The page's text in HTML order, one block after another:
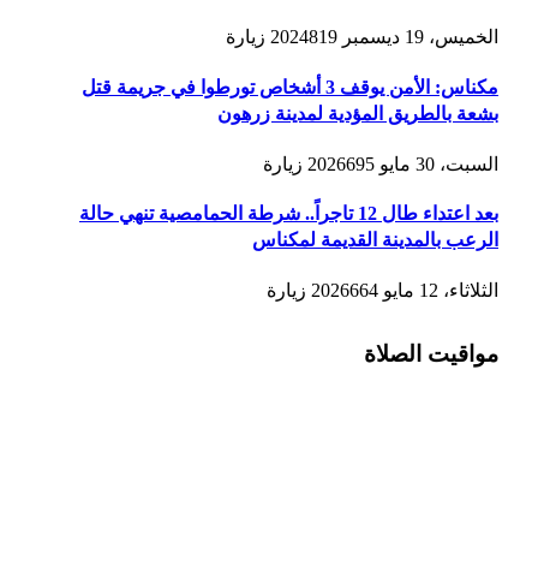
الخميس، 19 ديسمبر 2024 819 زيارة
مكناس: الأمن يوقف 3 أشخاص تورطوا في جريمة قتل
بشعة بالطريق المؤدية لمدينة زرهون
السبت، 30 مايو 2026 695 زيارة
بعد اعتداء طال 12 تاجراً.. شرطة الحمامصية تنهي حالة
الرعب بالمدينة القديمة لمكناس
الثلاثاء، 12 مايو 2026 664 زيارة
مواقيت الصلاة